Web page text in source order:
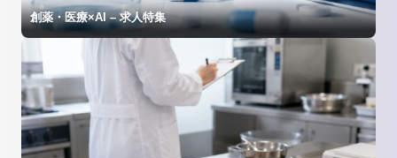
創薬・医療×AI – 求人特集